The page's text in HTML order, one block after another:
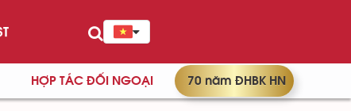
HỢP TÁC ĐỐI NGOẠI 70 năm ĐHBK HN